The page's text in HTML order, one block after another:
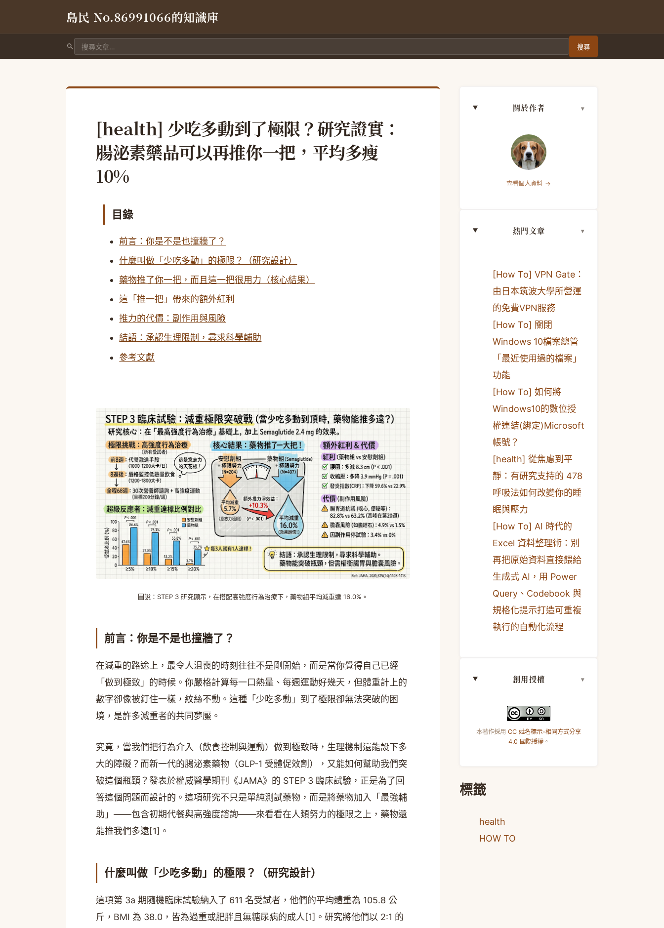
島民 No.86991066的知識庫
搜尋文章
搜尋
[health] 少吃多動到了極限？研究證實：
腸泌素藥品可以再推你一把，平均多瘦
10%
目錄
前言：你是不是也撞牆了？
什麼叫做「少吃多動」的極限？（研究設計）
藥物推了你一把，而且這一把很用力（核心結果）
這「推一把」帶來的額外紅利
推力的代價：副作用與風險
結語：承認生理限制，尋求科學輔助
參考文獻
圖說：STEP 3 研究顯示，在搭配高強度行為治療下，藥物組平均減重達 16.0%。
前言：你是不是也撞牆了？
在減重的路途上，最令人沮喪的時刻往往不是剛開始，而是當你覺得自己已經
「做到極致」的時候。你嚴格計算每一口熱量、每週運動好幾天，但體重計上的
數字卻像被釘住一樣，紋絲不動。這種「少吃多動」到了極限卻無法突破的困
境，是許多減重者的共同夢魘。
究竟，當我們把行為介入（飲食控制與運動）做到極致時，生理機制還能設下多
大的障礙？而新一代的腸泌素藥物（GLP-1 受體促效劑），又能如何幫助我們突
破這個瓶頸？發表於權威醫學期刊《JAMA》的 STEP 3 臨床試驗，正是為了回
答這個問題而設計的。這項研究不只是單純測試藥物，而是將藥物加入「最強輔
助」——包含初期代餐與高強度諮詢——來看看在人類努力的極限之上，藥物還
能推我們多遠[1]。
什麼叫做「少吃多動」的極限？（研究設計）
這項第 3a 期隨機臨床試驗納入了 611 名受試者，他們的平均體重為 105.8 公
斤，BMI 為 38.0，皆為過重或肥胖且無糖尿病的成人[1]。研究將他們以 2:1 的
關於作者
查看個人資料 →
熱門文章
[How To] VPN Gate：
由日本筑波大學所營運
的免費VPN服務
[How To] 關閉
Windows 10檔案總管
「最近使用過的檔案」
功能
[How To] 如何將
Windows10的數位授
權連結(綁定)Microsoft
帳號？
[health] 從焦慮到平
靜：有研究支持的 478
呼吸法如何改變你的睡
眠與壓力
[How To] AI 時代的
Excel 資料整理術：別
再把原始資料直接餵給
生成式 AI，用 Power
Query、Codebook 與
規格化提示打造可重複
執行的自動化流程
創用授權
本著作採用 CC 姓名標示-相同方式分享
4.0 國際授權。
標籤
health
HOW TO